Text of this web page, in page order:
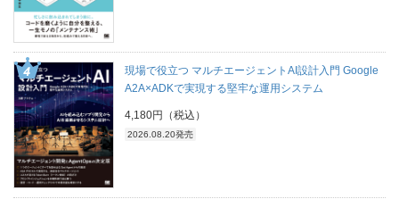
現場で役立つ マルチエージェントAI設計入門 Google
A2A×ADKで実現する堅牢な運用システム
4,180円（税込）
2026.08.20発売